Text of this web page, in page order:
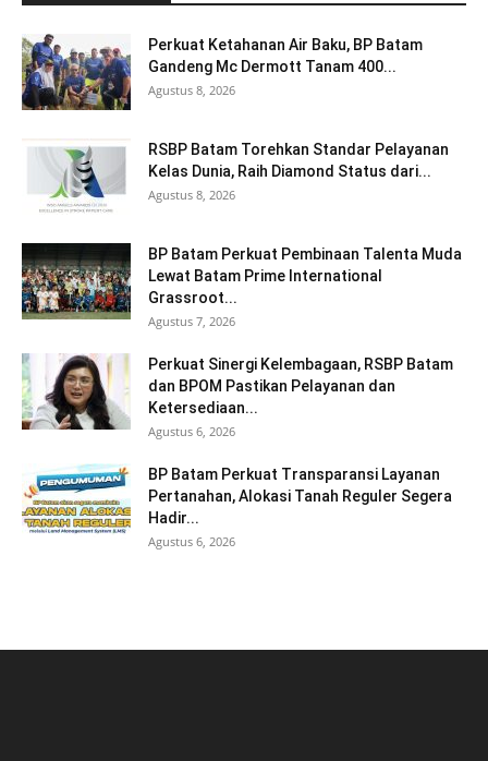
Perkuat Ketahanan Air Baku, BP Batam
Gandeng Mc Dermott Tanam 400...
Agustus 8, 2026
RSBP Batam Torehkan Standar Pelayanan
Kelas Dunia, Raih Diamond Status dari...
Agustus 8, 2026
BP Batam Perkuat Pembinaan Talenta Muda
Lewat Batam Prime International
Grassroot...
Agustus 7, 2026
Perkuat Sinergi Kelembagaan, RSBP Batam
dan BPOM Pastikan Pelayanan dan
Ketersediaan...
Agustus 6, 2026
BP Batam Perkuat Transparansi Layanan
Pertanahan, Alokasi Tanah Reguler Segera
Hadir...
Agustus 6, 2026